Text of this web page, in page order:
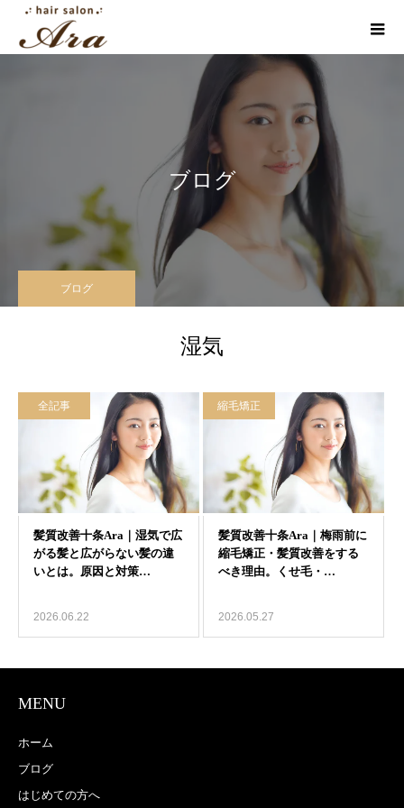
ブログ
ブログ
湿気
全記事
2026.06.22
縮毛矯正
2026.05.27
MENU
ホーム
ブログ
はじめての方へ